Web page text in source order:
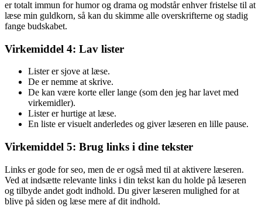
er totalt immun for humor og drama og modstår enhver fristelse til at
læse min guldkorn, så kan du skimme alle overskrifterne og stadig
fange budskabet.
Virkemiddel 4: Lav lister
Lister er sjove at læse.
De er nemme at skrive.
De kan være korte eller lange (som den jeg har lavet med
virkemidler).
Lister er hurtige at læse.
En liste er visuelt anderledes og giver læseren en lille pause.
Virkemiddel 5: Brug links i dine tekster
Links er gode for seo, men de er også med til at aktivere læseren.
Ved at indsætte relevante links i din tekst kan du holde på læseren
og tilbyde andet godt indhold. Du giver læseren mulighed for at
blive på siden og læse mere af dit indhold.